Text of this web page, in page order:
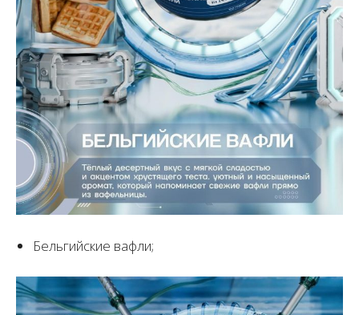
Бельгийские вафли;